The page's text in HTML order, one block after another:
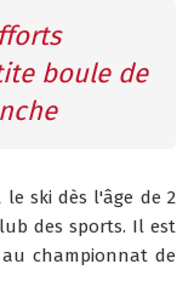
boule de
le ski dès l'âge de 2
des sports. Il est
championnat de